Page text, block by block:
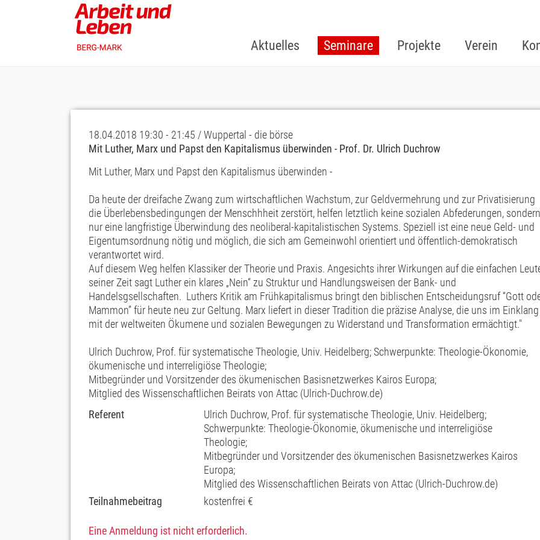
Aktuelles Seminare Projekte Verein
18.04.2018 19:30 - 21:45 / Wuppertal - die börse
Mit Luther, Marx und Papst den Kapitalismus überwinden - Prof. Dr. Ulrich Duchrow
Mit Luther, Marx und Papst den Kapitalismus überwinden -
Da heute der dreifache Zwang zum wirtschaftlichen Wachstum, zur Geldvermehrung und zur Privatisierung
die Überlebensbedingungen der Menschhheit zerstört, helfen letztlich keine sozialen Abfederungen, sondern
nur eine langfristige Überwindung des neoliberal-kapitalistischen Systems. Speziell ist eine neue Geld- und
Eigentumsordnung nötig und möglich, die sich am Gemeinwohl orientiert und öffentlich-demokratisch
verantwortet wird.
Auf diesem Weg helfen Klassiker der Theorie und Praxis. Angesichts ihrer Wirkungen auf die einfachen
seiner Zeit sagt Luther ein klares „Nein“ zu Struktur und Handlungsweisen der Bank- und
Handelsgsellschaften. Luthers Kritik am Frühkapitalismus bringt den biblischen Entscheidungsruf “Gott
Mammon” für heute neu zur Geltung. Marx liefert in dieser Tradition die präzise Analyse, die uns im Einklang
mit der weltweiten Ökumene und sozialen Bewegungen zu Widerstand und Transformation ermächtigt."
Ulrich Duchrow, Prof. für systematische Theologie, Univ. Heidelberg; Schwerpunkte: Theologie-Ökonomie,
ökumenische und interreligiöse Theologie;
Mitbegründer und Vorsitzender des ökumenischen Basisnetzwerkes Kairos Europa;
Mitglied des Wissenschaftlichen Beirats von Attac (Ulrich-Duchrow.de)
Referent
Ulrich Duchrow, Prof. für systematische Theologie, Univ. Heidelberg;
Schwerpunkte: Theologie-Ökonomie, ökumenische und interreligiöse
Theologie;
Mitbegründer und Vorsitzender des ökumenischen Basisnetzwerkes Kairos
Europa;
Mitglied des Wissenschaftlichen Beirats von Attac (Ulrich-Duchrow.de)
Teilnahmebeitrag
kostenfrei €
Eine Anmeldung ist nicht erforderlich.